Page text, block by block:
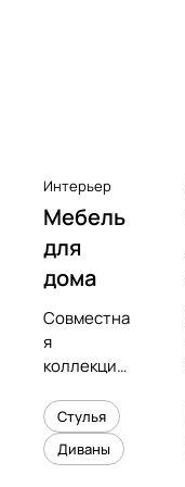
а
р
к
в
и
н
и
л
о
в
Интерьер
Мебель
для
дома
Совместна
я
коллекция
предметны
м
дизайнеро
Стулья
Диваны